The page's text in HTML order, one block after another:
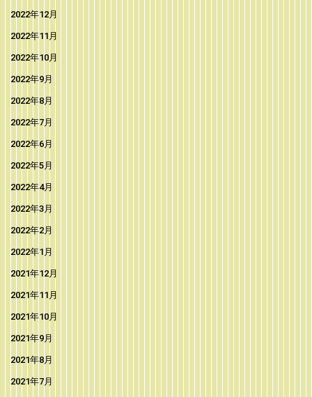
2022年12月
2022年11月
2022年10月
2022年9月
2022年8月
2022年7月
2022年6月
2022年5月
2022年4月
2022年3月
2022年2月
2022年1月
2021年12月
2021年11月
2021年10月
2021年9月
2021年8月
2021年7月